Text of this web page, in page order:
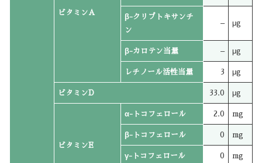
ビタミンA
β-クリプトキサンチ
ン
– μg
β-カロテン当量 – μg
レチノール活性当量 3 μg
ビタミンD 33.0 μg
ビタミンE
α-トコフェロール 2.0 mg
β-トコフェロール 0 mg
γ-トコフェロール 0 mg